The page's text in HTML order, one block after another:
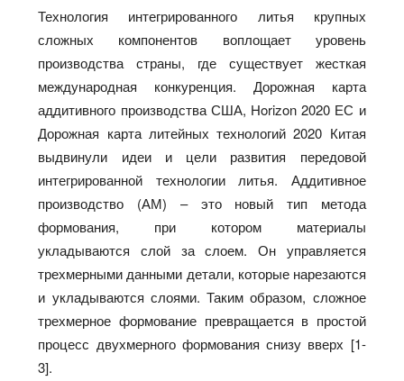
Технология интегрированного литья крупных
сложных компонентов воплощает уровень
производства страны, где существует жесткая
международная конкуренция. Дорожная карта
аддитивного производства США, Horizon 2020 ЕС и
Дорожная карта литейных технологий 2020 Китая
выдвинули идеи и цели развития передовой
интегрированной технологии литья. Аддитивное
производство (АМ) – это новый тип метода
формования, при котором материалы
укладываются слой за слоем. Он управляется
трехмерными данными детали, которые нарезаются
и укладываются слоями. Таким образом, сложное
трехмерное формование превращается в простой
процесс двухмерного формования снизу вверх [1-
3].